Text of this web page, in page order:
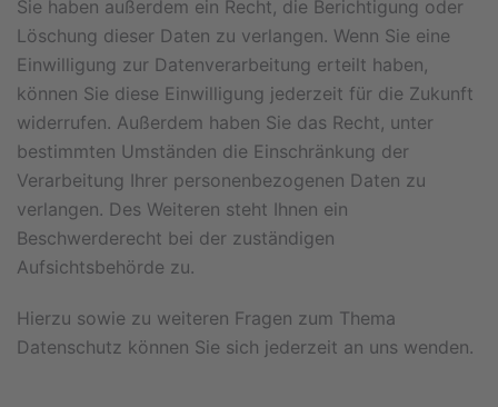
Sie haben außerdem ein Recht, die Berichtigung oder
Löschung dieser Daten zu verlangen. Wenn Sie eine
Einwilligung zur Datenverarbeitung erteilt haben,
können Sie diese Einwilligung jederzeit für die Zukunft
widerrufen. Außerdem haben Sie das Recht, unter
bestimmten Umständen die Einschränkung der
Verarbeitung Ihrer personenbezogenen Daten zu
verlangen. Des Weiteren steht Ihnen ein
Beschwerderecht bei der zuständigen
Aufsichtsbehörde zu.
Hierzu sowie zu weiteren Fragen zum Thema
Datenschutz können Sie sich jederzeit an uns wenden.